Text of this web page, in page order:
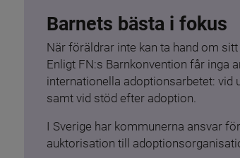
Barnets bästa i fokus
När föräldrar inte kan ta hand om
Enligt FN:s Barnkonvention får inga
internationella adoptionsarbetet: vid
samt vid stöd efter adoption.
I Sverige har kommunerna ansvar
auktorisation till